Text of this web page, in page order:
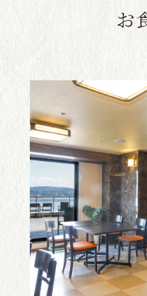
お